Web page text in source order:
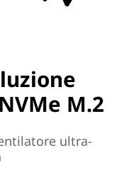
M.2
ultra-